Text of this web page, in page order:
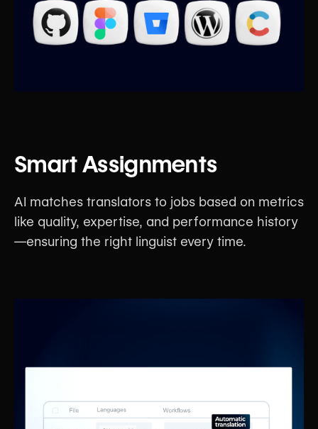
Smart Assignments
AI matches translators to jobs based on metrics
like quality, expertise, and performance history
—ensuring the right linguist every time.